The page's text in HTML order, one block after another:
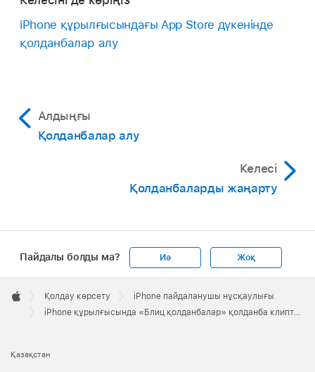
iPhone құрылғысындағы App Store дүкенінде
қолданбалар алу
Алдыңғы
Қолданбалар алу
Келесі
Қолданбаларды жаңарту
Пайдалы болды ма? Иә Жоқ
Footer

Apple
Қолдау көрсету
iPhone пайдаланушы нұсқаулығы
iPhone құрылғысында «Блиц қолданбалар» қолданба клиптерін пайдалану
Қазақстан